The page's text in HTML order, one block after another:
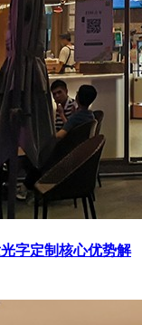
字定制核心优势解